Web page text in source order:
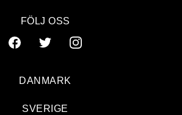
FÖLJ OSS
DANMARK
SVERIGE